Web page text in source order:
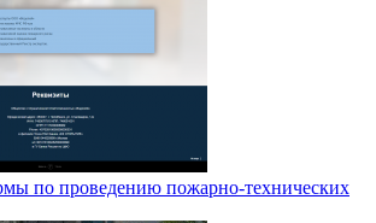
по проведению пожарно-технических